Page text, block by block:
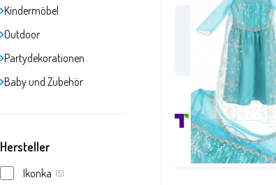
Kindermöbel
Outdoor
Partydekorationen
Baby und Zubehör
Hersteller
Ikonka (5)
/